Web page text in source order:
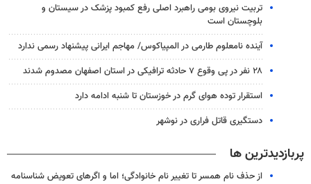
تربیت نیروی بومی راهبرد اصلی رفع کمبود پزشک در سیستان و
بلوچستان است
آینده نامعلوم طارمی در المپیاکوس/ مهاجم ایرانی پیشنهاد رسمی ندارد
۲۸ نفر در پی وقوع ۷ حادثه ترافیکی در استان اصفهان مصدوم شدند
استقرار توده هوای گرم در خوزستان تا شنبه ادامه دارد
دستگیری قاتل فراری در نوشهر
پربازدیدترین ها
از حذف نام همسر تا تغییر نام خانوادگی؛ اما و اگرهای تعویض شناسنامه